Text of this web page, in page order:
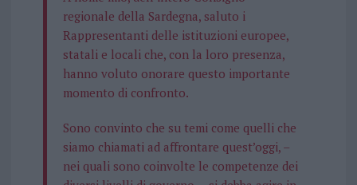
regionale della Sardegna, saluto i
Rappresentanti delle istituzioni europee,
statali e locali che, con la loro presenza,
hanno voluto onorare questo importante
momento di confronto.
Sono convinto che su temi come quelli che
siamo chiamati ad affrontare quest’oggi, –
nei quali sono coinvolte le competenze dei